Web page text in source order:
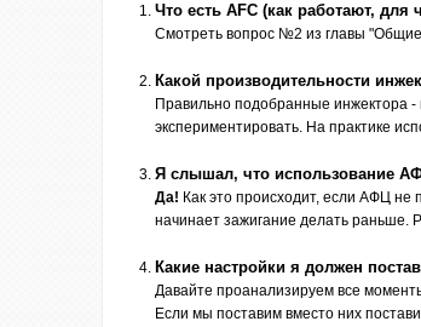
Что есть AFC (как работают, для
Смотреть вопрос №2 из главы
Какой производительности
Правильно подобранные инжектора -
экспериментировать. На практике
Я слышал, что использование
Да! Как это происходит, если АФЦ
начинает зажигание делать раньше.
Какие настройки я должен
Давайте проанализируем все
Если мы поставим вместо них